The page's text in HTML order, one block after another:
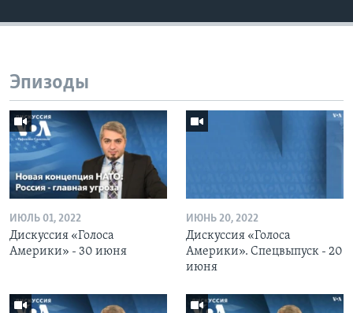
Эпизоды
ИЮЛЬ 01, 2022
Дискуссия «Голоса
Америки» - 30 июня
ИЮНЬ 20, 2022
Дискуссия «Голоса
Америки». Спецвыпуск - 20
июня